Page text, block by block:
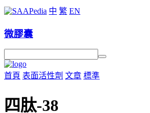
中 繁 EN
微膠囊
首頁 表面活性劑 文章 標準
四肽-38